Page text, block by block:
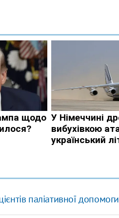
паліативної допомоги